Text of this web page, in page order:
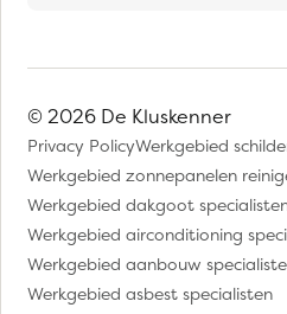
© 2026 De Kluskenner
Privacy PolicyWerkgebied
Werkgebied zonnepanelen
Werkgebied dakgoot
Werkgebied airconditioning
Werkgebied aanbouw
Werkgebied asbest specialisten